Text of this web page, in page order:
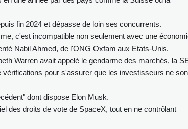
fin 2024 et dépasse de loin ses concurrents.
c'est incompatible non seulement avec une
Nabil Ahmed, de l'ONG Oxfam aux Etats-Unis.
Warren avait appelé le gendarme des marchés, la
pour s'assurer que les investisseurs ne
dont dispose Elon Musk.
des droits de vote de SpaceX, tout en ne contrôlant